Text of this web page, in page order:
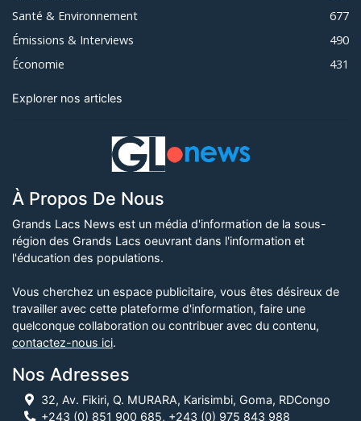
Santé & Environnement
677
Émissions & Interviews
490
Économie
431
Explorer nos articles
À Propos De Nous
Grands Lacs News est un média d'information de la sous-
région des Grands Lacs oeuvrant dans l'information et
l'éducation des populations.
Vous cherchez un espace publicitaire, vous êtes désireux de
travailler avec cette plateforme d'information, faire une
quelconque collaboration ou contribuer avec du contenu,
contactez-nous ici.
Nos Adresses
32, Av. Fikiri, Q. MURARA, Karisimbi, Goma, RDCongo
+243 (0) 851 900 685, +243 (0) 975 843 988